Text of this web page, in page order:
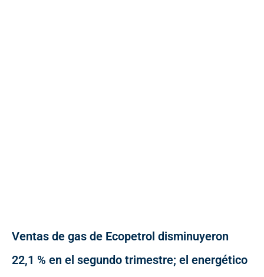
Ventas de gas de Ecopetrol disminuyeron
22,1 % en el segundo trimestre; el energético